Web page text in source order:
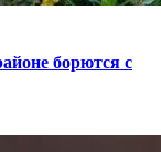
борются с